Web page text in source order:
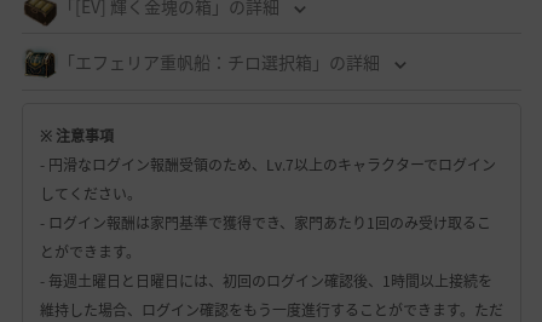
「[EV] 輝く金塊の箱」の詳細
「エフェリア重帆船：チロ選択箱」の詳細
※ 注意事項
- 円滑なログイン報酬受領のため、Lv.7以上のキャラクターでログイン
してください。
- ログイン報酬は家門基準で獲得でき、家門あたり1回のみ受け取るこ
とができます。
- 毎週土曜日と日曜日には、初回のログイン確認後、1時間以上接続を
維持した場合、ログイン確認をもう一度進行することができます。ただ